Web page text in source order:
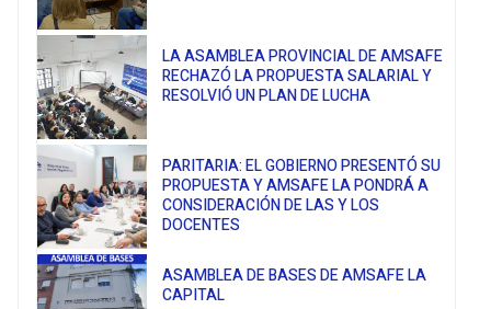
LA ASAMBLEA PROVINCIAL DE AMSAFE
RECHAZÓ LA PROPUESTA SALARIAL Y
RESOLVIÓ UN PLAN DE LUCHA
PARITARIA: EL GOBIERNO PRESENTÓ SU
PROPUESTA Y AMSAFE LA PONDRÁ A
CONSIDERACIÓN DE LAS Y LOS
DOCENTES
ASAMBLEA DE BASES DE AMSAFE LA
CAPITAL